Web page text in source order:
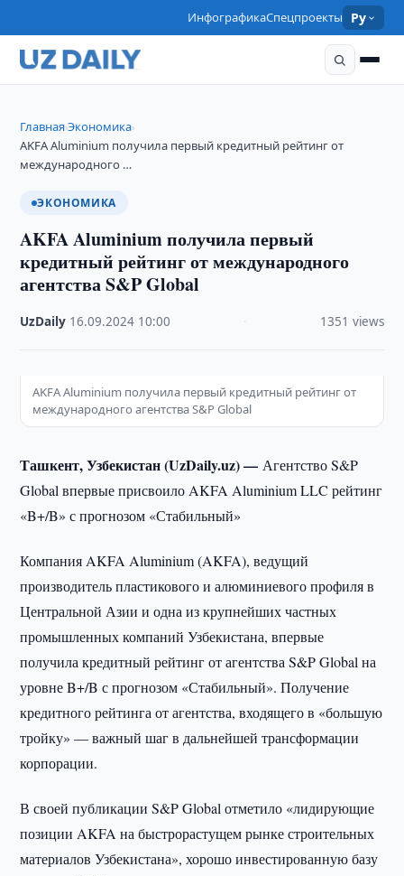
ИнфографикаСпецпроекты Ру
Главная›Экономика›
AKFA Aluminium получила первый кредитный рейтинг от
международного …
ЭКОНОМИКА
AKFA Aluminium получила первый
кредитный рейтинг от международного
агентства S&P Global
UzDaily 16.09.2024 10:00 1351 views
AKFA Aluminium получила первый кредитный рейтинг от
международного агентства S&P Global
Ташкент, Узбекистан (UzDaily.uz) —Агентство S&P
Global впервые присвоило AKFA Aluminium LLC рейтинг
«B+/B» с прогнозом «Стабильный»
Компания AKFA Aluminium (AKFA), ведущий
производитель пластикового и алюминиевого профиля в
Центральной Азии и одна из крупнейших частных
промышленных компаний Узбекистана, впервые
получила кредитный рейтинг от агентства S&P Global на
уровне B+/B с прогнозом «Стабильный». Получение
кредитного рейтинга от агентства, входящего в «большую
тройку» — важный шаг в дальнейшей трансформации
корпорации.
В своей публикации S&P Global отметило «лидирующие
позиции AKFA на быстрорастущем рынке строительных
материалов Узбекистана», хорошо инвестированную базу